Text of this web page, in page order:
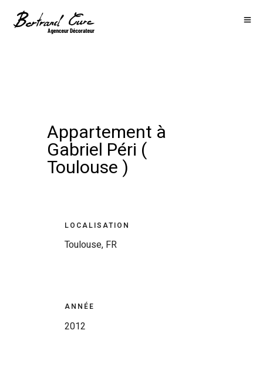
Appartement à
Gabriel Péri (
Toulouse )
LOCALISATION
Toulouse, FR
ANNÉE
2012